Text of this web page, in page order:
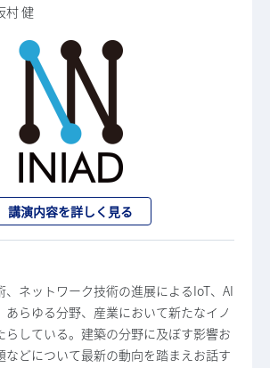
村 健
講演内容を詳しく見る
、ネットワーク技術の進展によるIoT、AI
あらゆる分野、産業において新たなイノ
らしている。建築の分野に及ぼす影響お
などについて最新の動向を踏まえお話す